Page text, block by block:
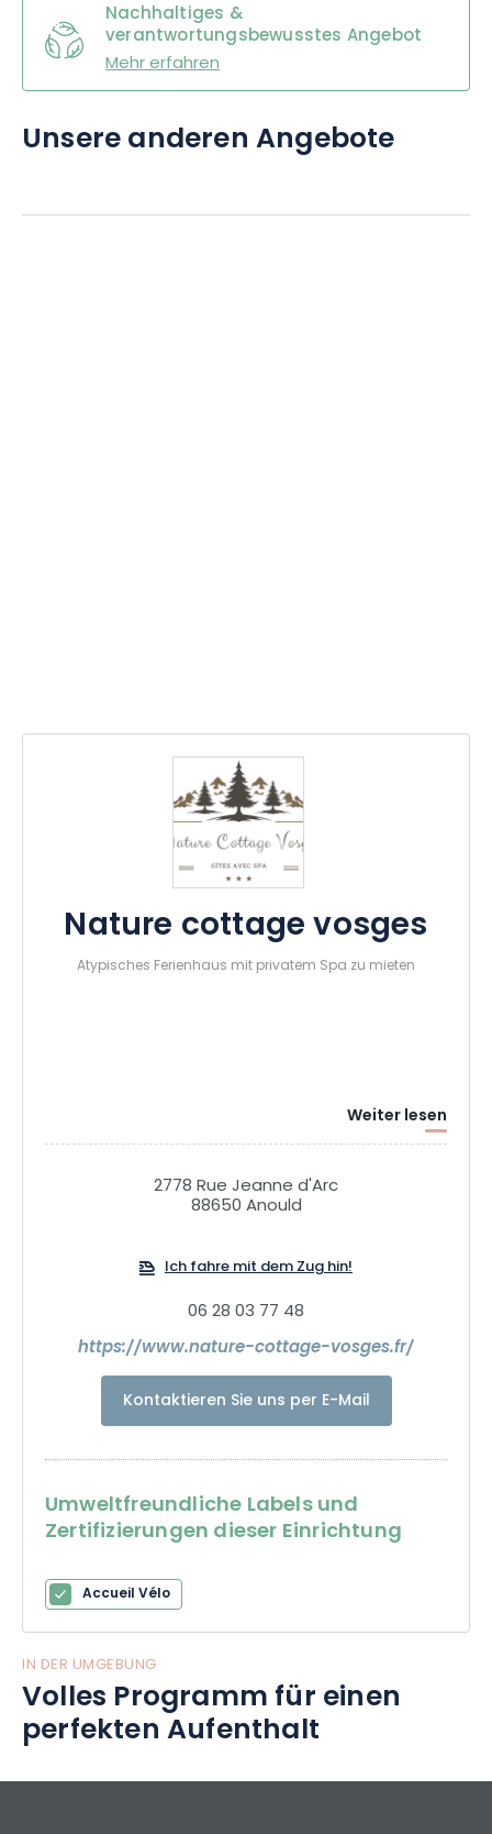
Nachhaltiges &
verantwortungsbewusstes Angebot
Mehr erfahren
Unsere anderen Angebote
Nature cottage vosges
Atypisches Ferienhaus mit privatem Spa zu mieten
Weiter lesen
2778 Rue Jeanne d'Arc
88650 Anould
Ich fahre mit dem Zug hin!
06 28 03 77 48
https://www.nature-cottage-vosges.fr/
Kontaktieren Sie uns per E-Mail
Umweltfreundliche Labels und
Zertifizierungen dieser Einrichtung
Accueil Vélo
IN DER UMGEBUNG
Volles Programm für einen
perfekten Aufenthalt